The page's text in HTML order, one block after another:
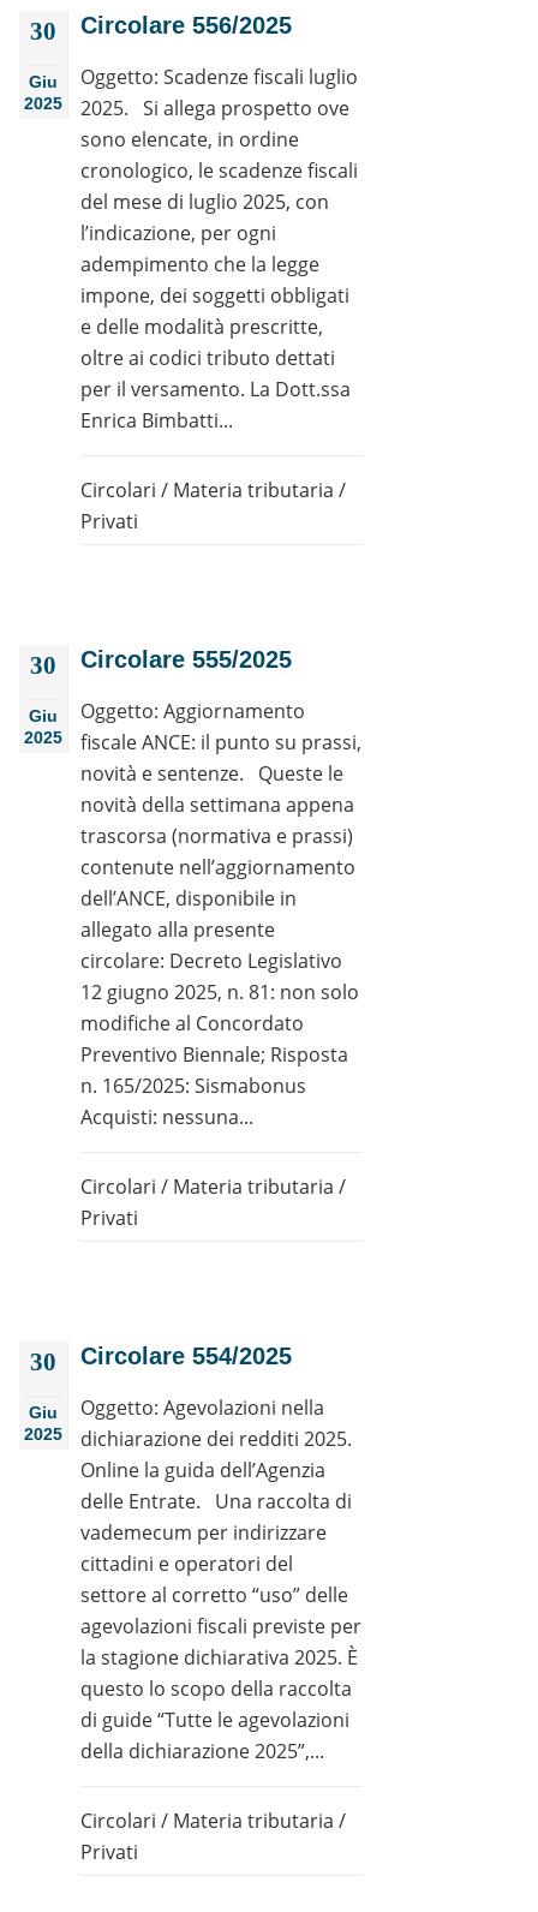
30
Giu
2025
Circolare 556/2025
Oggetto: Scadenze fiscali luglio
2025. Si allega prospetto ove
sono elencate, in ordine
cronologico, le scadenze fiscali
del mese di luglio 2025, con
l’indicazione, per ogni
adempimento che la legge
impone, dei soggetti obbligati
e delle modalità prescritte,
oltre ai codici tributo dettati
per il versamento. La Dott.ssa
Enrica Bimbatti...
Circolari / Materia tributaria /
Privati
30
Giu
2025
Circolare 555/2025
Oggetto: Aggiornamento
fiscale ANCE: il punto su prassi,
novità e sentenze. Queste le
novità della settimana appena
trascorsa (normativa e prassi)
contenute nell’aggiornamento
dell’ANCE, disponibile in
allegato alla presente
circolare: Decreto Legislativo
12 giugno 2025, n. 81: non solo
modifiche al Concordato
Preventivo Biennale; Risposta
n. 165/2025: Sismabonus
Acquisti: nessuna...
Circolari / Materia tributaria /
Privati
30
Giu
2025
Circolare 554/2025
Oggetto: Agevolazioni nella
dichiarazione dei redditi 2025.
Online la guida dell’Agenzia
delle Entrate. Una raccolta di
vademecum per indirizzare
cittadini e operatori del
settore al corretto “uso” delle
agevolazioni fiscali previste per
la stagione dichiarativa 2025. È
questo lo scopo della raccolta
di guide “Tutte le agevolazioni
della dichiarazione 2025”,...
Circolari / Materia tributaria /
Privati